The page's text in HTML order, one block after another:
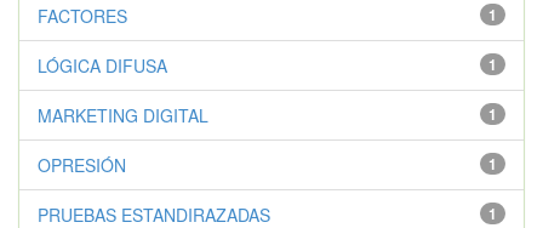
1
FACTORES
1
LÓGICA DIFUSA
1
MARKETING DIGITAL
1
OPRESIÓN
1
PRUEBAS ESTANDIRAZADAS